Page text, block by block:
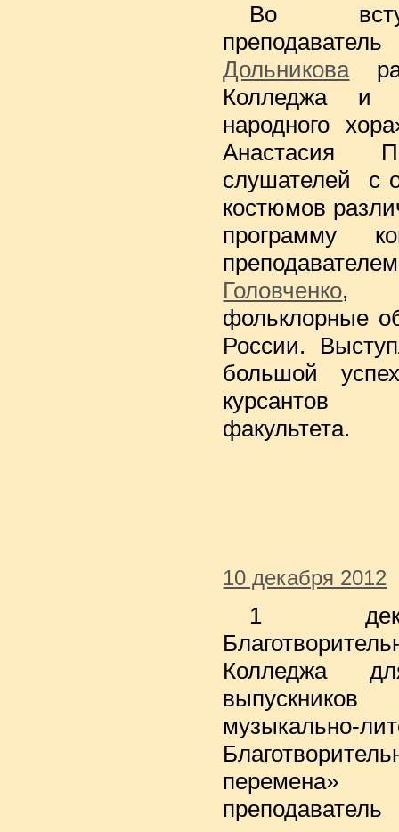
Во
Дольникова
Колледжа и
народного
Анастасия
слушателей с
костюмов
программу
Головченко,
фольклорные
России.
большой
курсантов
факультета.
10 декабря 2012
1
Колледжа
музыкально-